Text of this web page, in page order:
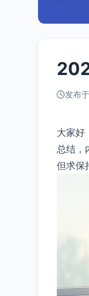
发布
大家好
总结，
但求保